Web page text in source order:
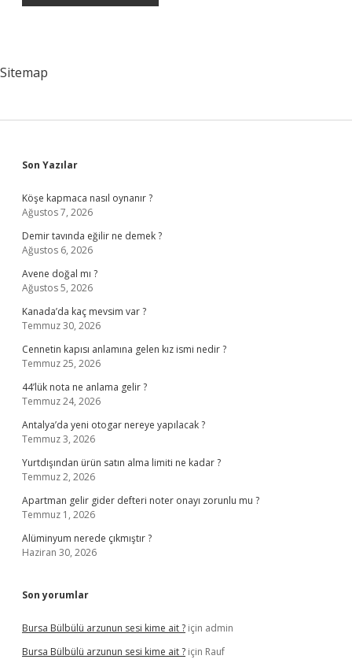
Sitemap
Sidebar
Son Yazılar
Köşe kapmaca nasıl oynanır ?
Ağustos 7, 2026
Demir tavında eğilir ne demek ?
Ağustos 6, 2026
Avene doğal mı ?
Ağustos 5, 2026
Kanada’da kaç mevsim var ?
Temmuz 30, 2026
Cennetin kapısı anlamına gelen kız ismi nedir ?
Temmuz 25, 2026
44’lük nota ne anlama gelir ?
Temmuz 24, 2026
Antalya’da yeni otogar nereye yapılacak ?
Temmuz 3, 2026
Yurtdışından ürün satın alma limiti ne kadar ?
Temmuz 2, 2026
Apartman gelir gider defteri noter onayı zorunlu mu ?
Temmuz 1, 2026
Alüminyum nerede çıkmıştır ?
Haziran 30, 2026
Son yorumlar
Bursa Bülbülü arzunun sesi kime ait ? için admin
Bursa Bülbülü arzunun sesi kime ait ? için Rauf